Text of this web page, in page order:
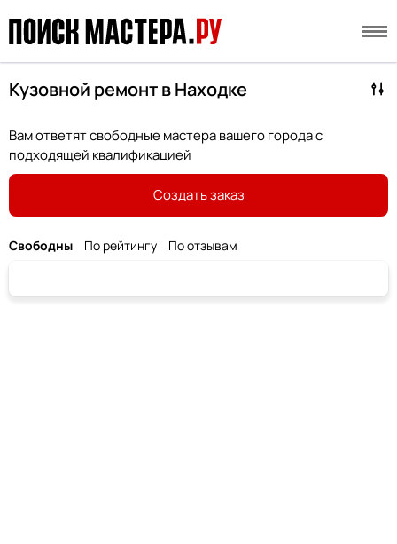
Кузовной ремонт в Находке
Вам ответят свободные мастера вашего города с
подходящей квалификацией
Создать заказ
Свободны По рейтингу По отзывам